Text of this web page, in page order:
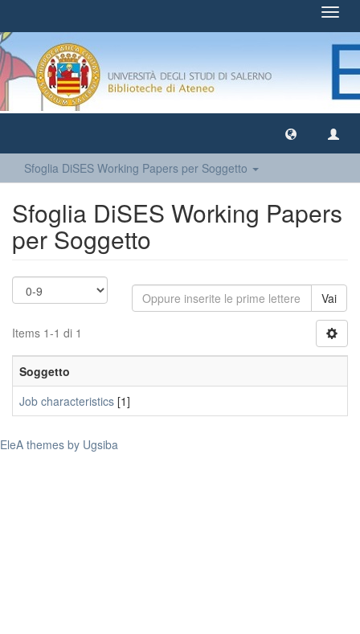
Sfoglia DiSES Working Papers per Soggetto
Sfoglia DiSES Working Papers
per Soggetto
Vai
Items 1-1 di 1
Soggetto
Job characteristics [1]
EleA themes by Ugsiba